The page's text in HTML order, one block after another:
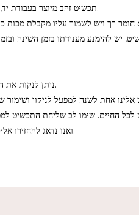
תכשיט זהב מיוצר בעבודת יד, השתדלו לנהוג בו בעדינות.
יש להימנע מענידתו בזמן השינה
ניתן לנקות את התכשיט בעזרת מטלית רכה.
אחת לשנה למפעל לניקוי ושימור
החיים. שימו לב שליחת התכשיט
ואנו נדאג להחזירו אליכם עם שליח לאחר הטיפול.